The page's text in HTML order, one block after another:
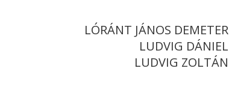
LÓRÁNT JÁNOS DEMETER
LUDVIG DÁNIEL
LUDVIG ZOLTÁN